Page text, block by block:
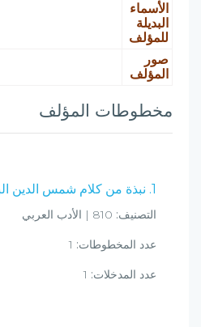
الأسماء
البديلة
للمؤلف
صور
المؤلف
مخطوطات المؤلف
1. نبذة من كلام شمس الدين البكري
التصنيف:
عدد المخطوطات:
عدد المدخلات: